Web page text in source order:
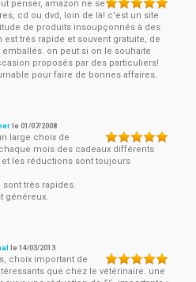
penser, amazon ne se
cd ou dvd, loin de là! c'est un site
de produits insoupçonnés à des
très rapide et souvent gratuite, de
on peut si on le souhaite
proposés par des particuliers!
pour faire de bonnes affaires.
le01/07/2008
large choix de
mois des cadeaux différents
les réductions sont toujours
très rapides.
généreux.
le14/03/2013
choix important de
que chez le vétérinaire. une